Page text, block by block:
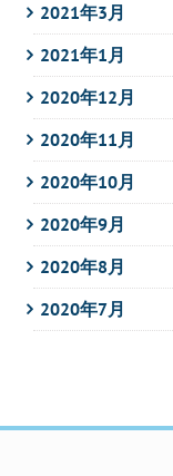
2021年3月
2021年1月
2020年12月
2020年11月
2020年10月
2020年9月
2020年8月
2020年7月